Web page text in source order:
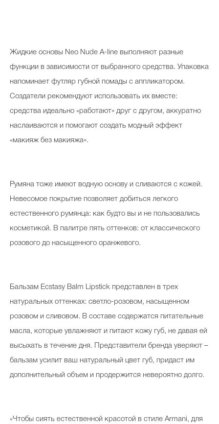
Жидкие основы Neo Nude A-line выполняют разные
функции в зависимости от выбранного средства. Упаковка
напоминает футляр губной помады с аппликатором.
Создатели рекомендуют использовать их вместе:
средства идеально «работают» друг с другом, аккуратно
наслаиваются и помогают создать модный эффект
«макияж без макияжа».
Румяна тоже имеют водную основу и сливаются с кожей.
Невесомое покрытие позволяет добиться легкого
естественного румянца: как будто вы и не пользовались
косметикой. В палитре пять оттенков: от классического
розового до насыщенного оранжевого.
Бальзам Ecstasy Balm Lipstick представлен в трех
натуральных оттенках: светло-розовом, насыщенном
розовом и сливовом. В составе содержатся питательные
масла, которые увлажняют и питают кожу губ, не давая ей
высыхать в течение дня. Представители бренда уверяют –
бальзам усилит ваш натуральный цвет губ, придаст им
дополнительный объем и продержится невероятно долго.
«Чтобы сиять естественной красотой в стиле Armani, для